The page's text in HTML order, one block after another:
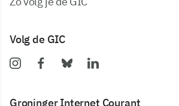
Volg de GIC
Groninger Internet Courant